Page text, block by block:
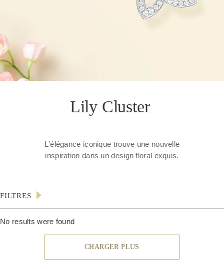
Lily Cluster
L'élégance iconique trouve une nouvelle
inspiration dans un design floral exquis.
FILTRES
No results were found